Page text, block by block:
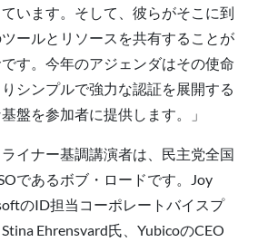
います。そして、彼らがそこに到
ールとリソースを共有することが
す。今年のアジェンダはその使命
シンプルで強力な認証を展開する
盤を参加者に提供します。」
イナー基調講演者は、民主党全国
であるボブ・ロードです。Joy
のID担当コーポレートバイスプ
Ehrensvard氏、YubicoのCEO